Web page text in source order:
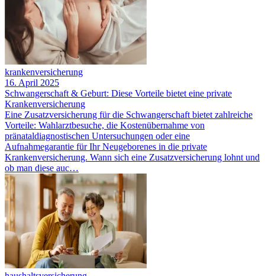
krankenversicherung
16. April 2025
Schwangerschaft & Geburt: Diese Vorteile bietet eine private
Krankenversicherung
Eine Zusatzversicherung für die Schwangerschaft bietet zahlreiche
Vorteile: Wahlarztbesuche, die Kostenübernahme von
pränataldiagnostischen Untersuchungen oder eine
Aufnahmegarantie für Ihr Neugeborenes in die private
Krankenversicherung. Wann sich eine Zusatzversicherung lohnt und
ob man diese auc…